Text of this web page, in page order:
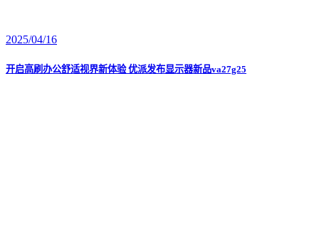
2025/04/16
开启高刷办公舒适视界新体验 优派发布显示器新品va27g25